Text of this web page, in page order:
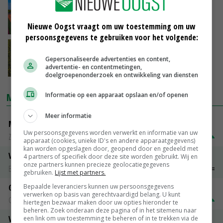
Zorgsector geëerd met groot tulpenmozaïek
28-04-2020
21-02-2020
MARKTPRIJZEN
Magere melkpoeder
Zuivel NL
€ 269,00 € 7,00
Vleeskuikens 2001-2600 gr
Barneveld
€ 1,09
Gerst
Groningen
€ 197,00
Volle melkpoeder
Nieuwe Oogst vraagt om uw toestemming om uw
persoonsgegevens te gebruiken voor het volgende:
Gepersonaliseerde advertenties en content,
advertentie- en contentmetingen,
doelgroepenonderzoek en ontwikkeling van diensten
Informatie op een apparaat opslaan en/of openen
Meer informatie
Uw persoonsgegevens worden verwerkt en informatie van uw
apparaat (cookies, unieke ID's en andere apparaatgegevens)
kan worden opgeslagen door, geopend door en gedeeld met
4 partners of specifiek door deze site worden gebruikt. Wij en
onze partners kunnen precieze geolocatiegegevens
gebruiken. Lijst met partners.
Bepaalde leveranciers kunnen uw persoonsgegevens
verwerken op basis van gerechtvaardigd belang. U kunt
hiertegen bezwaar maken door uw opties hieronder te
beheren. Zoek onderaan deze pagina of in het sitemenu naar
een link om uw toestemming te beheren of in te trekken via de